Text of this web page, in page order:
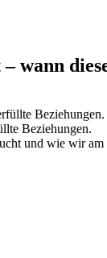
wann
Beziehungen.
und wie wir am